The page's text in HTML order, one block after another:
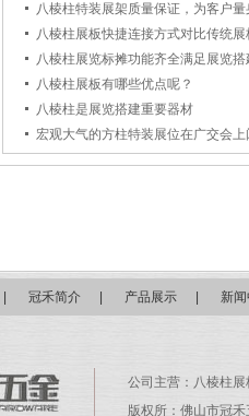
八棱柱特装展架质量保证，为客户量
八棱柱展板快捷连接方式对比传统
八棱柱展览标摊功能齐全满足展览
八棱柱展板有哪些优点呢？
八棱柱是展览搭建重要器材
宏观大气的方柱特装展位在广交会上
冠禾简介 产品展示 新
公司主营： 八棱柱展
版权所：佛山市冠